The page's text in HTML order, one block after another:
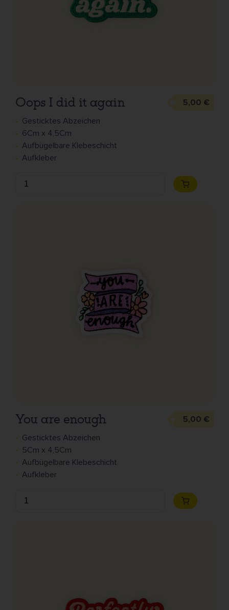
Oops I did it again
5,00 €
Gesticktes Abzeichen
6Cm x 4,5Cm
Aufbügelbare Klebeschicht
Aufkleber
Anzahl
Zum
You are enough
5,00 €
Gesticktes Abzeichen
5Cm x 4,5Cm
Aufbügelbare Klebeschicht
Aufkleber
Anzahl
Zum